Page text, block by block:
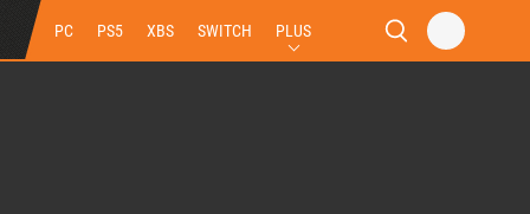
PC PS5 XBS SWITCH PLUS